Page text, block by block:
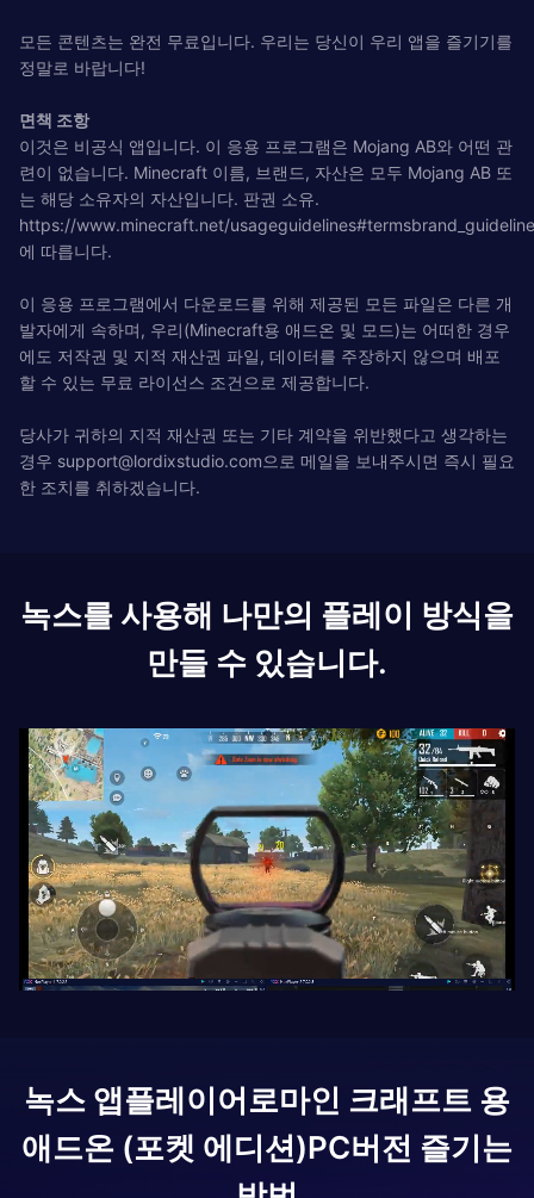
모든 콘텐츠는 완전 무료입니다. 우리는 당신이 우리 앱을 즐기기를
정말로 바랍니다!
면책 조항
이것은 비공식 앱입니다. 이 응용 프로그램은 Mojang AB와 어떤 관
련이 없습니다. Minecraft 이름, 브랜드, 자산은 모두 Mojang AB 또
는 해당 소유자의 자산입니다. 판권 소유.
https://www.minecraft.net/
에 따릅니다.
이 응용 프로그램에서 다운로드를 위해 제공된 모든 파일은 다른 개
발자에게 속하며, 우리(Minecraft용 애드온 및 모드)는 어떠한 경우
에도 저작권 및 지적 재산권 파일, 데이터를 주장하지 않으며 배포
할 수 있는 무료 라이선스 조건으로 제공합니다.
당사가 귀하의 지적 재산권 또는 기타 계약을 위반했다고 생각하는
경우 support@lordixstudio.com으로 메일을 보내주시면 즉시 필요
한 조치를 취하겠습니다.
녹스를 사용해 나만의 플레이 방식을
만들 수 있습니다.
녹스 앱플레이어로마인 크래프트 용
애드온 (포켓 에디션)PC버전 즐기는